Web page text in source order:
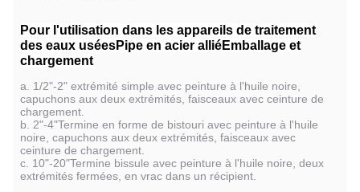
Pour l'utilisation dans les appareils de traitement
des eaux uséesPipe en acier alliéEmballage et
chargement
a. 1/2"-2" extrémité simple avec peinture à l'huile noire,
capuchons aux deux extrémités, faisceaux avec ceinture de
chargement.
b. 2"-4"Termine en forme de bistouri avec peinture à l'huile
noire, capuchons aux deux extrémités, faisceaux avec
ceinture de chargement.
c. 10"-20"Termine bissule avec peinture à l'huile noire, deux
extrémités fermées, en vrac dans un récipient.